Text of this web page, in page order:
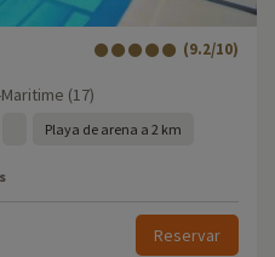
(9.2/10)
(17)
Playa de arena a 2 km
Reservar